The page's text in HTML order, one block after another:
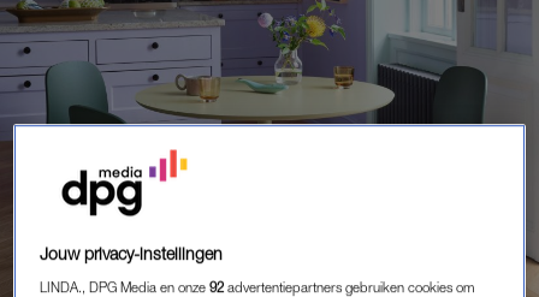
WOONSPUL
Jouw privacy-instellingen
LINDA., DPG Media en onze92 advertentiepartners gebruiken cookies om